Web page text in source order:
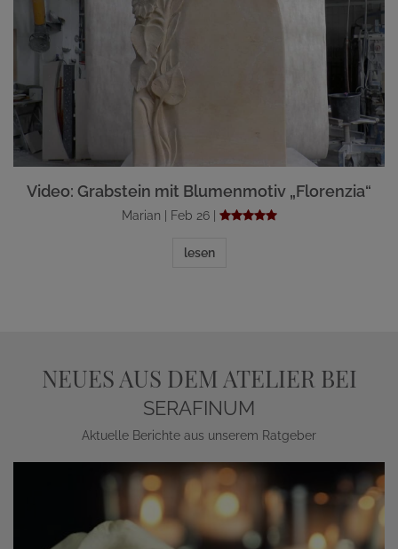
Video: Grabstein mit Blumenmotiv „Florenzia“
Marian | Feb 26 |
lesen
NEUES AUS DEM ATELIER BEI
SERAFINUM
Aktuelle Berichte aus unserem Ratgeber